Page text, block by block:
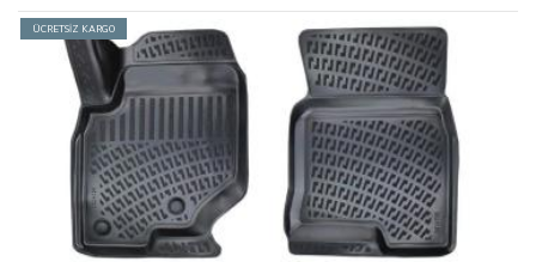
ÜCRETSİZ KARGO